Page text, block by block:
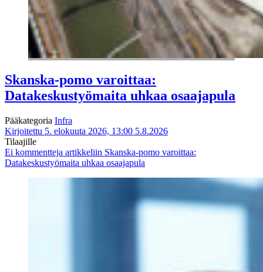
Skanska-pomo varoittaa:
Datakeskustyömaita uhkaa osaajapula
Pääkategoria Infra
Kirjoitettu 5. elokuuta 2026, 13:00 5.8.2026
Tilaajille
Ei kommentteja artikkeliin Skanska-pomo varoittaa:
Datakeskustyömaita uhkaa osaajapula